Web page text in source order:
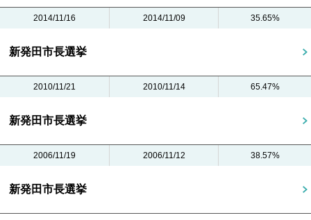
2014/11/16 2014/11/09 35.65%
新発田市長選挙
2010/11/21 2010/11/14 65.47%
新発田市長選挙
2006/11/19 2006/11/12 38.57%
新発田市長選挙